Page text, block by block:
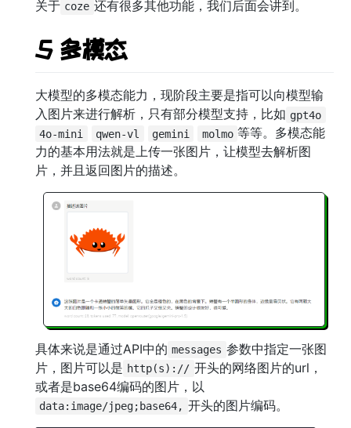
关于 coze 还有很多其他功能，我们后面会讲到。
5 多模态
大模型的多模态能力，现阶段主要是指可以向模型输
入图片来进行解析，只有部分模型支持，比如 gpt4o
4o-mini
qwen-vl gemini molmo 等等。多模态能
力的基本用法就是上传一张图片，让模型去解析图
片，并且返回图片的描述。
具体来说是通过API中的 messages 参数中指定一张图
片，图片可以是 http(s):// 开头的网络图片的url，
或者是base64编码的图片，以
data:image/jpeg;base64, 开头的图片编码。